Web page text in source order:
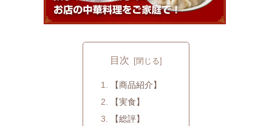
目次
【商品紹介】
【実食】
【総評】